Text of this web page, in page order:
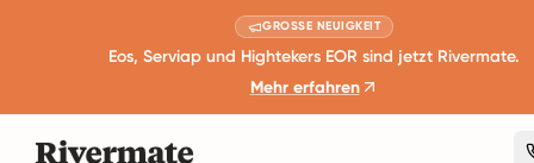
GROSSE NEUIGKEIT
Eos, Serviap und Hightekers EOR sind jetzt Rivermate.
Mehr erfahren